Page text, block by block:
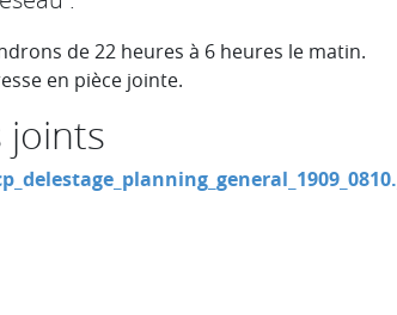
de 22 heures à 6 heures le matin.
en pièce jointe.
joints